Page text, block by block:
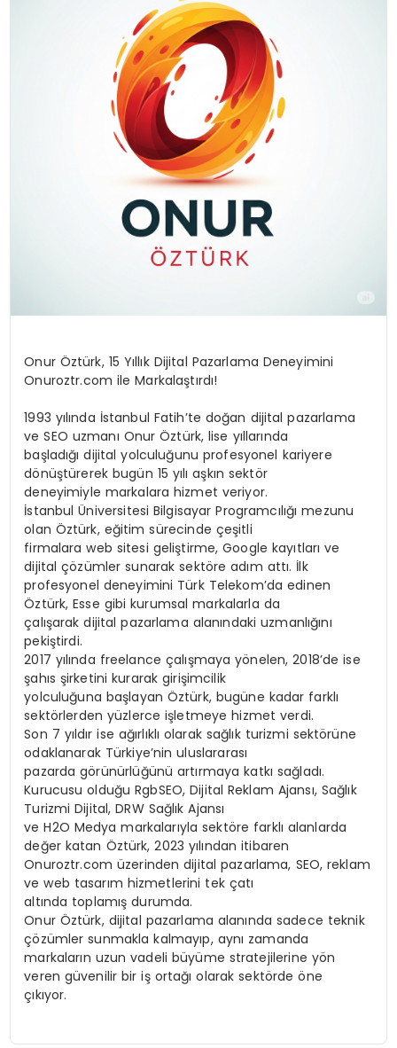
Onur Öztürk, 15 Yıllık Dijital Pazarlama Deneyimini
Onuroztr.com ile Markalaştırdı!
1993 yılında İstanbul Fatih’te doğan dijital pazarlama
ve SEO uzmanı Onur Öztürk, lise yıllarında
başladığı dijital yolculuğunu profesyonel kariyere
dönüştürerek bugün 15 yılı aşkın sektör
deneyimiyle markalara hizmet veriyor.
İstanbul Üniversitesi Bilgisayar Programcılığı mezunu
olan Öztürk, eğitim sürecinde çeşitli
firmalara web sitesi geliştirme, Google kayıtları ve
dijital çözümler sunarak sektöre adım attı. İlk
profesyonel deneyimini Türk Telekom’da edinen
Öztürk, Esse gibi kurumsal markalarla da
çalışarak dijital pazarlama alanındaki uzmanlığını
pekiştirdi.
2017 yılında freelance çalışmaya yönelen, 2018’de ise
şahıs şirketini kurarak girişimcilik
yolculuğuna başlayan Öztürk, bugüne kadar farklı
sektörlerden yüzlerce işletmeye hizmet verdi.
Son 7 yıldır ise ağırlıklı olarak sağlık turizmi sektörüne
odaklanarak Türkiye’nin uluslararası
pazarda görünürlüğünü artırmaya katkı sağladı.
Kurucusu olduğu RgbSEO, Dijital Reklam Ajansı, Sağlık
Turizmi Dijital, DRW Sağlık Ajansı
ve H2O Medya markalarıyla sektöre farklı alanlarda
değer katan Öztürk, 2023 yılından itibaren
Onuroztr.com üzerinden dijital pazarlama, SEO, reklam
ve web tasarım hizmetlerini tek çatı
altında toplamış durumda.
Onur Öztürk, dijital pazarlama alanında sadece teknik
çözümler sunmakla kalmayıp, aynı zamanda
markaların uzun vadeli büyüme stratejilerine yön
veren güvenilir bir iş ortağı olarak sektörde öne
çıkıyor.